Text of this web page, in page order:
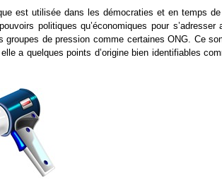
est utilisée dans les démocraties et en temps
politiques qu’économiques pour
groupes de pression comme certaines ONG. Ce
a quelques points d’origine bien identifiables